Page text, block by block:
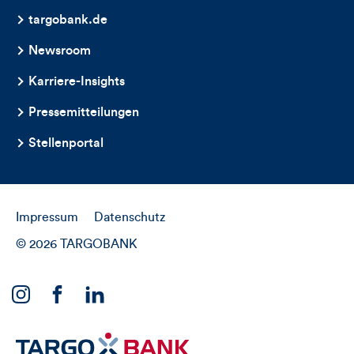
targobank.de
Newsroom
Karriere-Insights
Pressemitteilungen
Stellenportal
Impressum Datenschutz
© 2026 TARGOBANK
unseremunseremunserem